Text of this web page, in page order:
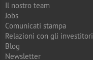
Il nostro team
Jobs
Comunicati stampa
Relazioni con gli investitori
Blog
Newsletter